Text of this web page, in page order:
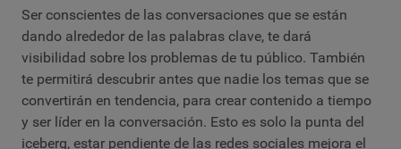
Ser conscientes de las conversaciones que se están
dando alrededor de las palabras clave, te dará
visibilidad sobre los problemas de tu público. También
te permitirá descubrir antes que nadie los temas que se
convertirán en tendencia, para crear contenido a tiempo
y ser líder en la conversación. Esto es solo la punta del
iceberg, estar pendiente de las redes sociales mejora el